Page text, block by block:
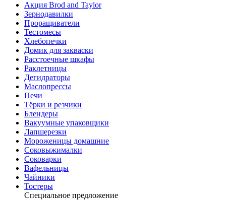
Акция Brod and Taylor
Зернодавилки
Проращиватели
Тестомесы
Хлебопечки
Домик для закваски
Расстоечные шкафы
Раклетницы
Дегидраторы
Маслопрессы
Печи
Тёрки и резчики
Блендеры
Вакуумные упаковщики
Лапшерезки
Мороженицы домашние
Соковыжималки
Соковарки
Вафельницы
Чайники
Тостеры
Специальное предложение